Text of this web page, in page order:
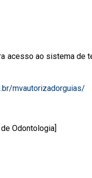
acesso ao sistema de
mvautorizadorguias/
Odontologia]